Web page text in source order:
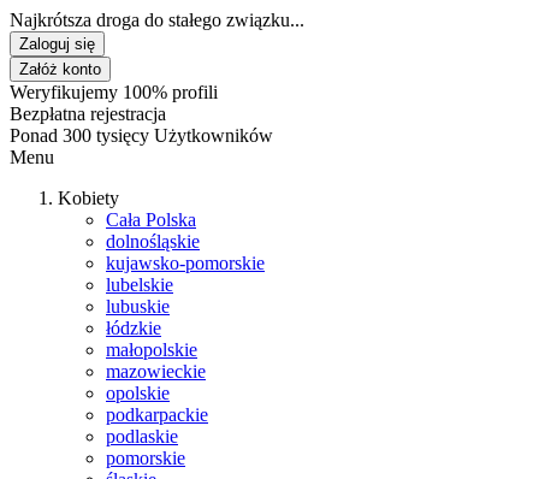
Najkrótsza droga do stałego związku...
Zaloguj się
Załóż konto
Weryfikujemy 100% profili
Bezpłatna rejestracja
Ponad 300 tysięcy Użytkowników
Menu
Kobiety
Cała Polska
dolnośląskie
kujawsko-pomorskie
lubelskie
lubuskie
łódzkie
małopolskie
mazowieckie
opolskie
podkarpackie
podlaskie
pomorskie